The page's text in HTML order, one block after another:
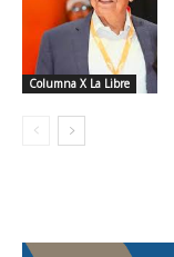
Columna X La Libre